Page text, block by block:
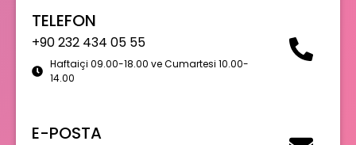
TELEFON
+90 232 434 05 55
Haftaiçi 09.00-18.00 ve Cumartesi 10.00-
14.00
E-POSTA